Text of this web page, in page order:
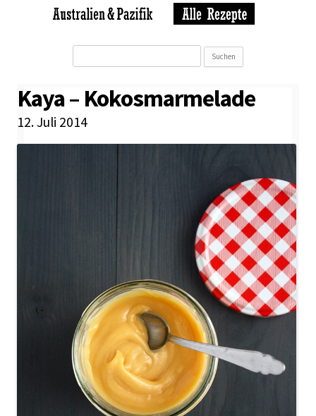
Kaya – Kokosmarmelade
12. Juli 2014